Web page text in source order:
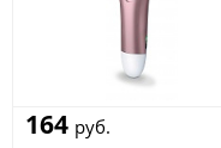
164 руб.